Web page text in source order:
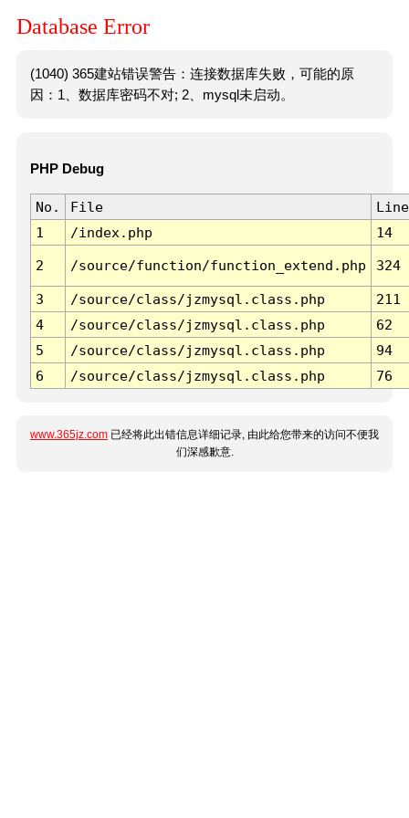
Database Error
(1040) 365建站错误警告：连接数据库失败，可能的原
因：1、数据库密码不对; 2、mysql未启动。
PHP Debug
No. File
Line
1
/index.php 14
2 /source/function/function_extend.php 324
3 /source/class/jzmysql.class.php
211
4
/source/class/jzmysql.class.php
62
5
/source/class/jzmysql.class.php
94
6
/source/class/jzmysql.class.php 76
www.365jz.com 已经将此出错信息详细记录, 由此给您带来的访问不便我
们深感歉意.